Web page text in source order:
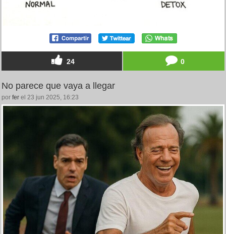
24 0
No parece que vaya a llegar
por fer el 23 jun 2025, 16:23